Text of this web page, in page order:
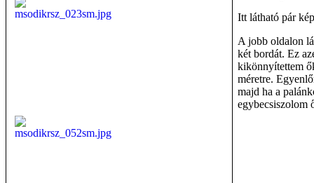
Itt látható pár
A jobb oldalon
két bordát. Ez
kikönnyítettem
méretre.
majd ha a
egybecsiszolom